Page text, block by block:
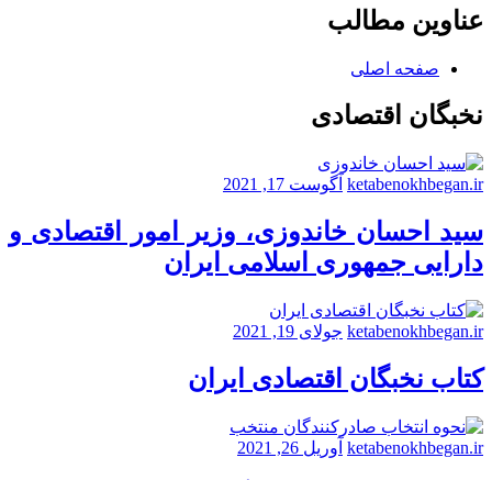
عناوین مطالب
صفحه اصلی
نخبگان اقتصادی
ketabenokhbegan.ir آگوست 17, 2021
سید احسان خاندوزی، وزیر امور اقتصادی و
دارایی جمهوری اسلامی ایران
ketabenokhbegan.ir جولای 19, 2021
کتاب نخبگان اقتصادی ایران
ketabenokhbegan.ir آوریل 26, 2021